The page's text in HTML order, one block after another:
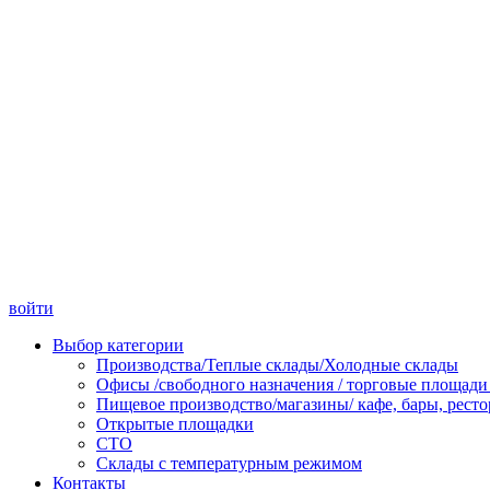
войти
Выбор категории
Производства/Теплые склады/Холодные склады
Офисы /свободного назначения / торговые площади
Пищевое производство/магазины/ кафе, бары,
Открытые площадки
СТО
Склады с температурным режимом
Контакты